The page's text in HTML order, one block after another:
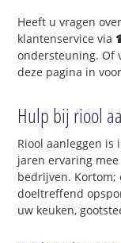
Heeft u vragen
klantenservice via
ondersteuning. Of
deze pagina in
Hulp bij riool
Riool aanleggen
jaren ervaring
bedrijven. Kortom;
doeltreffend
uw keuken,